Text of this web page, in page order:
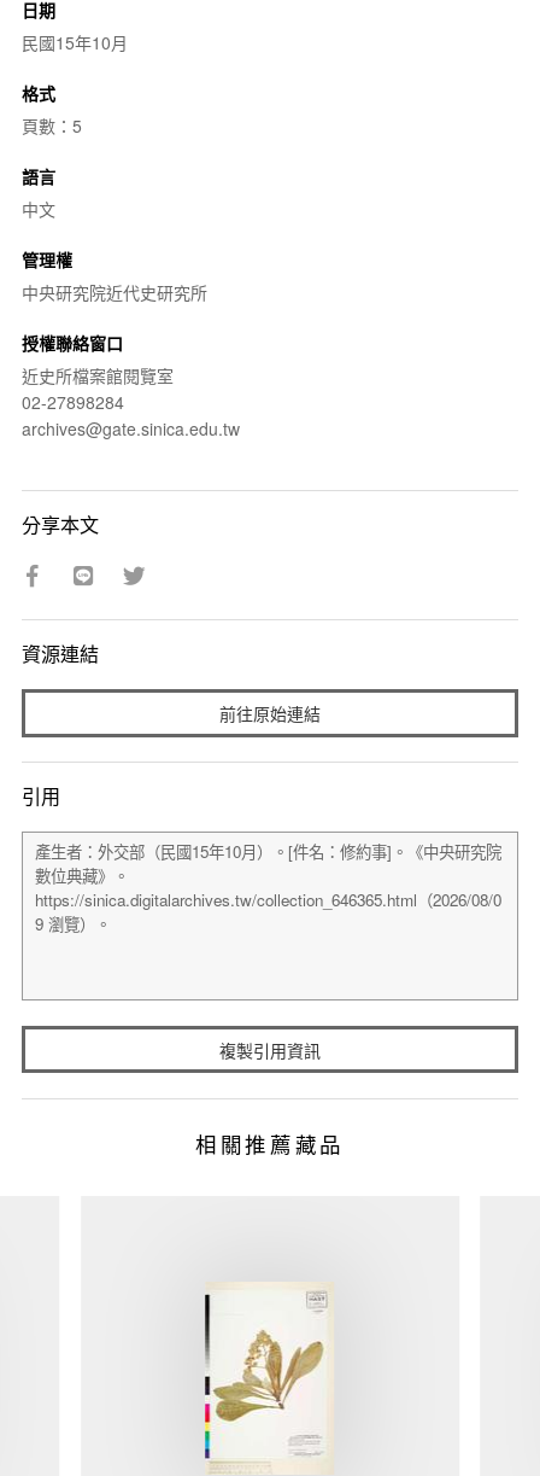
日期
民國15年10月
格式
頁數：5
語言
中文
管理權
中央研究院近代史研究所
授權聯絡窗口
近史所檔案館閱覽室
02-27898284
archives@gate.sinica.edu.tw
分享本文
資源連結
前往原始連結
引用
複製引用資訊
相關推薦藏品